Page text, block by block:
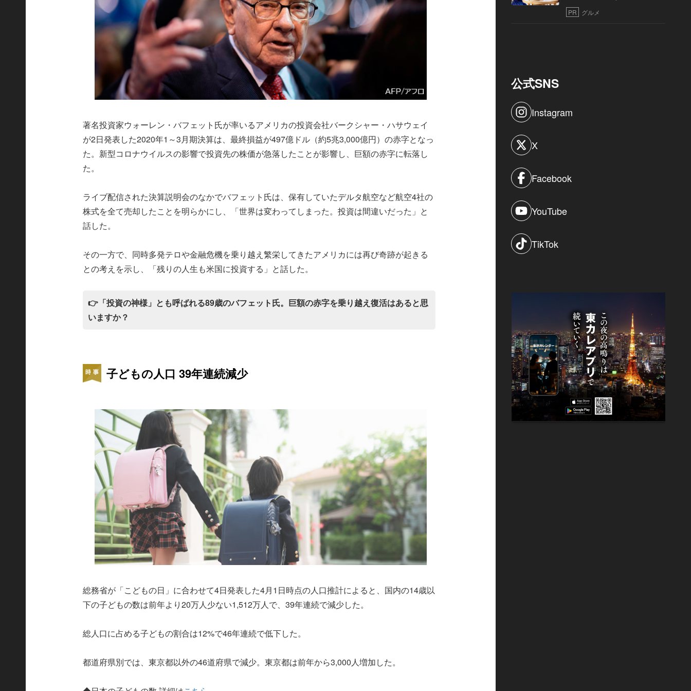
著名投資家ウォーレン・バフェット氏が率いるアメリカの投資会社バークシャー・ハサウェイ
が2日発表した2020年1～3月期決算は、最終損益が497億ドル（約5兆3,000億円）の赤字となっ
た。新型コロナウイルスの影響で投資先の株価が急落したことが影響し、巨額の赤字に転落し
た。
ライブ配信された決算説明会のなかでバフェット氏は、保有していたデルタ航空など航空4社の
株式を全て売却したことを明らかにし、「世界は変わってしまった。投資は間違いだった」と
話した。
その一方で、同時多発テロや金融危機を乗り越え繁栄してきたアメリカには再び奇跡が起きる
との考えを示し、「残りの人生も米国に投資する」と話した。
👉「投資の神様」とも呼ばれる89歳のバフェット氏。巨額の赤字を乗り越え復活はあると思
いますか？
子どもの人口 39年連続減少
総務省が「こどもの日」に合わせて4日発表した4月1日時点の人口推計によると、国内の14歳以
下の子どもの数は前年より20万人少ない1,512万人で、39年連続で減少した。
総人口に占める子どもの割合は12%で46年連続で低下した。
都道府県別では、東京都以外の46道府県で減少。東京都は前年から3,000人増加した。
PR グルメ
公式SNS
Instagram
X
Facebook
YouTube
TikTok